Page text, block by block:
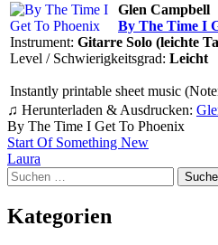
Glen Campbell
By The Time I
Instrument: Gitarre Solo (leichte
Level / Schwierigkeitsgrad: Leicht
Instantly printable sheet music
♫ Herunterladen & Ausdrucken:
By The Time I Get To Phoenix
Beitragsnavigation
Start Of Something New
Laura
Suchen
nach:
Kategorien